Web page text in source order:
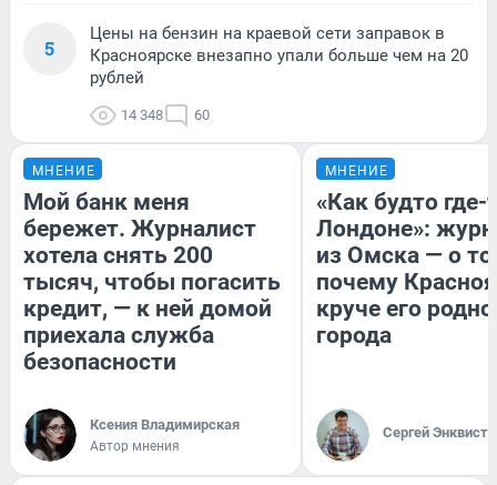
5
Цены на бензин на краевой сети заправок в
Красноярске внезапно упали больше чем на 20
рублей
14 348 60
МНЕНИЕ
Мой банк меня
бережет. Журналист
хотела снять 200
тысяч, чтобы погасить
кредит, — к ней домой
приехала служба
безопасности
Ксения Владимирская
Автор мнения
МНЕНИЕ
«Как будто где-
Лондоне»:
из Омска — о
почему
круче его
города
Сергей Энквист